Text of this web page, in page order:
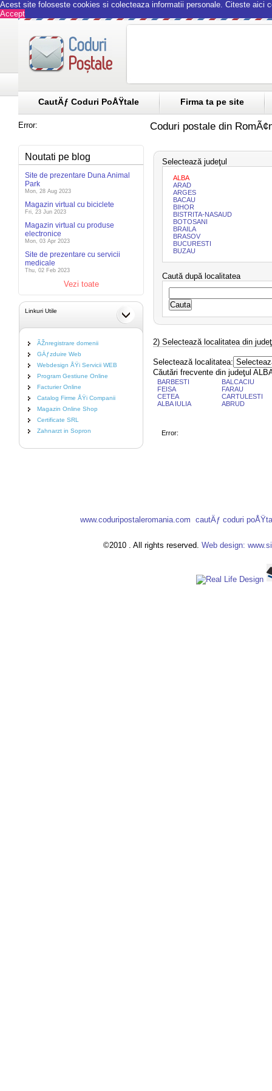
Acest site foloseste cookies si colecteaza informatii personale. Citeste aici
Accept
CautÄƒ Coduri PoÅŸtale Firma ta pe site
Error:
Noutati pe blog
Site de prezentare Duna Animal
Park
Mon, 28 Aug 2023
Magazin virtual cu biciclete
Fri, 23 Jun 2023
Magazin virtual cu produse
electronice
Mon, 03 Apr 2023
Site de prezentare cu servicii
medicale
Thu, 02 Feb 2023
Vezi toate
Linkuri Utile
ÃŽnregistrare domenii
GÄƒzduire Web
Webdesign ÅŸi Servicii WEB
Program Gestiune Online
Facturier Online
Catalog Firme ÅŸi Companii
Magazin Online Shop
Certificate SRL
Zahnarzt in Sopron
Coduri postale din
Selectează judeţul
ALBA
ARAD
ARGES
BACAU
BIHOR
BISTRITA-NASAUD
BOTOSANI
BRAILA
BRASOV
BUCURESTI
BUZAU
Caută după localitatea
2) Selectează localitatea din
Selectează localitatea:
Căutări frecvente din judeţul
BARBESTI
FEISA
CETEA
ALBA IULIA
BALCACIU
FARAU
CARTULESTI
ABRUD
Error:
www.coduripostaleromania.com cautÄƒ coduri
©2010 . All rights reserved. Web design: